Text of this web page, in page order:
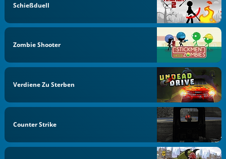
Schießduell
Zombie Shooter
Verdiene Zu Sterben
Counter Strike